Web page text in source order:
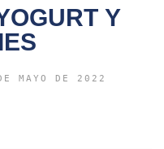
Y
MAYO DE 2022